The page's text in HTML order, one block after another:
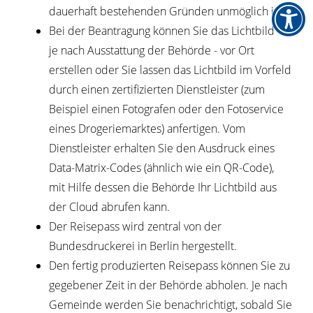
dauerhaft bestehenden Gründen unmöglich ist.
Bei der Beantragung können Sie das Lichtbild -
je nach Ausstattung der Behörde - vor Ort
erstellen oder Sie lassen das Lichtbild im Vorfeld
durch einen zertifizierten Dienstleister (zum
Beispiel einen Fotografen oder den Fotoservice
eines Drogeriemarktes) anfertigen. Vom
Dienstleister erhalten Sie den Ausdruck eines
Data-Matrix-Codes (ähnlich wie ein QR-Code),
mit Hilfe dessen die Behörde Ihr Lichtbild aus
der Cloud abrufen kann.
Der Reisepass wird zentral von der
Bundesdruckerei in Berlin hergestellt.
Den fertig produzierten Reisepass können Sie zu
gegebener Zeit in der Behörde abholen. Je nach
Gemeinde werden Sie benachrichtigt, sobald Sie